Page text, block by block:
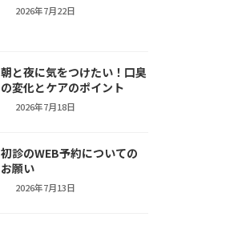
2026年7月22日
朝と夜に気をつけたい！口臭
の変化とケアのポイント
2026年7月18日
初診のWEB予約についての
お願い
2026年7月13日